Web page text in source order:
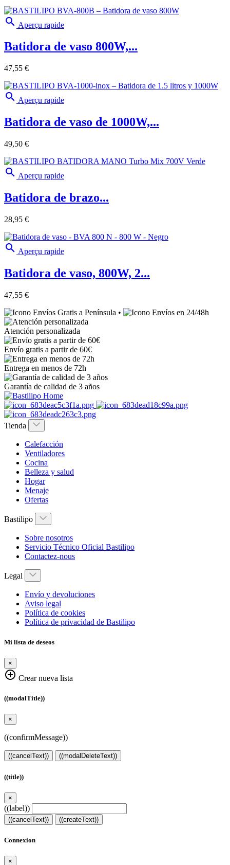
 Aperçu rapide
Batidora de vaso 800W,...
47,55 €
 Aperçu rapide
Batidora de vaso de 1000W,...
49,50 €
 Aperçu rapide
Batidora de brazo...
28,95 €
 Aperçu rapide
Batidora de vaso, 800W, 2...
47,55 €
Envíos Gratis a Península • Envíos en 24/48h
Atención personalizada
Envío gratis a partir de 60€
Entrega en menos de 72h
Garantía de calidad de 3 años
Tienda
Calefacción
Ventiladores
Cocina
Belleza y salud
Hogar
Menaje
Ofertas
Bastilipo
Sobre nosotros
Servicio Técnico Oficial Bastilipo
Contactez-nous
Legal
Envío y devoluciones
Aviso legal
Política de cookies
Política de privacidad de Bastilipo
Mi lista de deseos
×
add_circle_outline Crear nueva lista
((modalTitle))
×
((confirmMessage))
((cancelText)) ((modalDeleteText))
((title))
×
((label))
((cancelText)) ((createText))
Connexion
×